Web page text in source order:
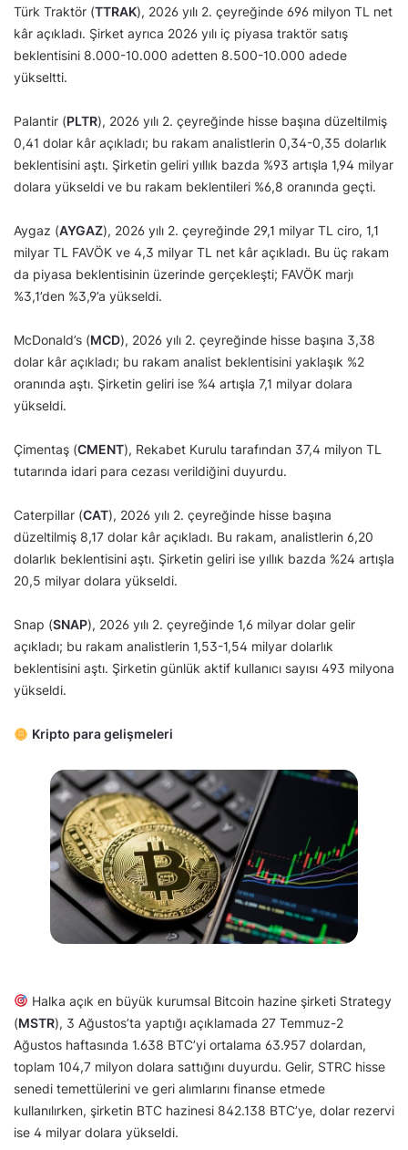
Türk Traktör (TTRAK), 2026 yılı 2. çeyreğinde 696 milyon TL net
kâr açıkladı. Şirket ayrıca 2026 yılı iç piyasa traktör satış
beklentisini 8.000-10.000 adetten 8.500-10.000 adede
yükseltti.
Palantir (PLTR), 2026 yılı 2. çeyreğinde hisse başına düzeltilmiş
0,41 dolar kâr açıkladı; bu rakam analistlerin 0,34-0,35 dolarlık
beklentisini aştı. Şirketin geliri yıllık bazda %93 artışla 1,94 milyar
dolara yükseldi ve bu rakam beklentileri %6,8 oranında geçti.
Aygaz (AYGAZ), 2026 yılı 2. çeyreğinde 29,1 milyar TL ciro, 1,1
milyar TL FAVÖK ve 4,3 milyar TL net kâr açıkladı. Bu üç rakam
da piyasa beklentisinin üzerinde gerçekleşti; FAVÖK marjı
%3,1’den %3,9’a yükseldi.
McDonald’s (MCD), 2026 yılı 2. çeyreğinde hisse başına 3,38
dolar kâr açıkladı; bu rakam analist beklentisini yaklaşık %2
oranında aştı. Şirketin geliri ise %4 artışla 7,1 milyar dolara
yükseldi.
Çimentaş (CMENT), Rekabet Kurulu tarafından 37,4 milyon TL
tutarında idari para cezası verildiğini duyurdu.
Caterpillar (CAT), 2026 yılı 2. çeyreğinde hisse başına
düzeltilmiş 8,17 dolar kâr açıkladı. Bu rakam, analistlerin 6,20
dolarlık beklentisini aştı. Şirketin geliri ise yıllık bazda %24 artışla
20,5 milyar dolara yükseldi.
Snap (SNAP), 2026 yılı 2. çeyreğinde 1,6 milyar dolar gelir
açıkladı; bu rakam analistlerin 1,53-1,54 milyar dolarlık
beklentisini aştı. Şirketin günlük aktif kullanıcı sayısı 493 milyona
yükseldi.
Kripto para gelişmeleri
Halka açık en büyük kurumsal Bitcoin hazine şirketi Strategy
(MSTR), 3 Ağustos’ta yaptığı açıklamada 27 Temmuz-2
Ağustos haftasında 1.638 BTC’yi ortalama 63.957 dolardan,
toplam 104,7 milyon dolara sattığını duyurdu. Gelir, STRC hisse
senedi temettülerini ve geri alımlarını finanse etmede
kullanılırken, şirketin BTC hazinesi 842.138 BTC’ye, dolar rezervi
ise 4 milyar dolara yükseldi.